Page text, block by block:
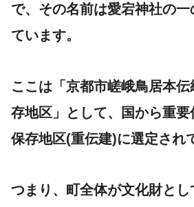
で、その名前は愛宕神社の一
ています。
ここは「京都市嵯峨鳥居本
存地区」として、国から重
保存地区(重伝建)に選定され
つまり、町全体が文化財と